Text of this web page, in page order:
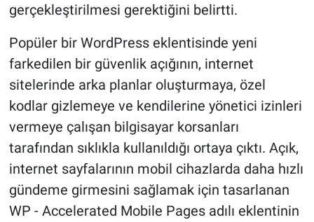
gerçekleştirilmesi gerektiğini belirtti.
Popüler bir WordPress eklentisinde yeni
farkedilen bir güvenlik açığının, internet
sitelerinde arka planlar oluşturmaya, özel
kodlar gizlemeye ve kendilerine yönetici izinleri
vermeye çalışan bilgisayar korsanları
tarafından sıklıkla kullanıldığı ortaya çıktı. Açık,
internet sayfalarının mobil cihazlarda daha hızlı
gündeme girmesini sağlamak için tasarlanan
WP - Accelerated Mobile Pages adılı eklentinin